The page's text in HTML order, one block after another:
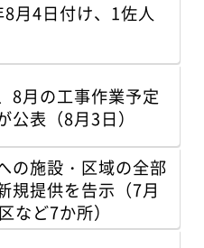
月4日付け、1佐人
8月の工事作業予定
公表（8月3日）
の施設・区域の全部
規提供を告示（7月
など7か所）